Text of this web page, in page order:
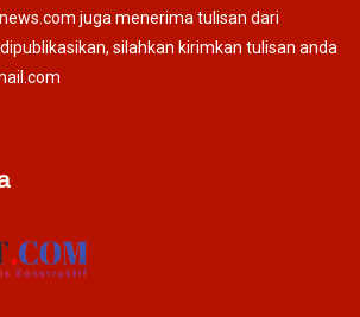
juga menerima tulisan dari
silahkan kirimkan tulisan anda